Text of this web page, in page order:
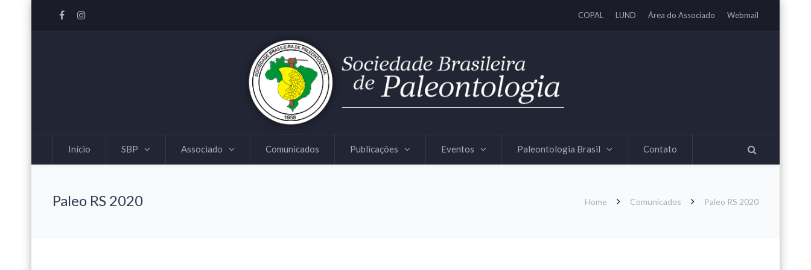
COPAL LUND Área do Associado Webmail
Início SBP Associado Comunicados Publicações Eventos Paleontologia Brasil Contato
Paleo RS 2020 Home Comunicados Paleo RS 2020